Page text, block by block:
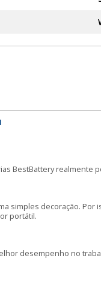
BestBattery realmente
simples decoração.
portátil.
desempenho no